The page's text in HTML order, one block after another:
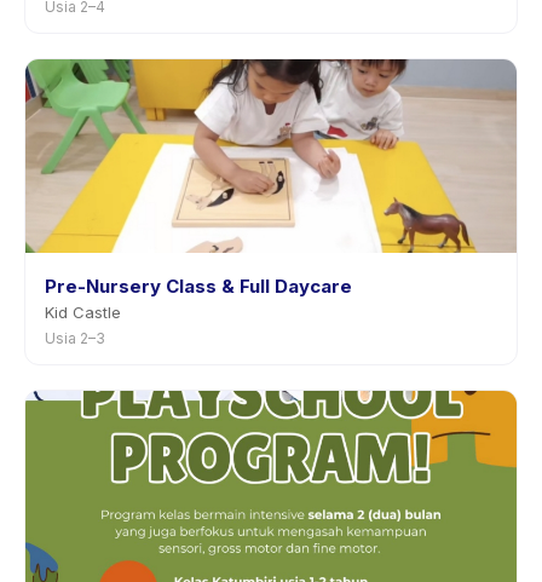
Usia 2–4
Pre-Nursery Class & Full Daycare
Kid Castle
Usia 2–3